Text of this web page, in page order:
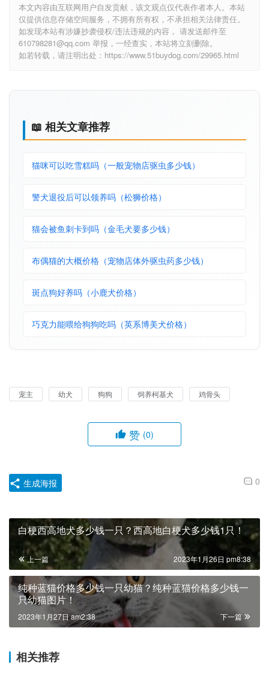
本文内容由互联网用户自发贡献，该文观点仅代表作者本人。本站
仅提供信息存储空间服务，不拥有所有权，不承担相关法律责任。
如发现本站有涉嫌抄袭侵权/违法违规的内容， 请发送邮件至
610798281@qq.com 举报，一经查实，本站将立刻删除。
如若转载，请注明出处：https://www.51buydog.com/29965.html
📖 相关文章推荐
猫咪可以吃雪糕吗（一般宠物店驱虫多少钱）
警犬退役后可以领养吗（松狮价格）
猫会被鱼刺卡到吗（金毛犬要多少钱）
布偶猫的大概价格（宠物店体外驱虫药多少钱）
斑点狗好养吗（小鹿犬价格）
巧克力能喂给狗狗吃吗（英系博美犬价格）
宠主 幼犬 狗狗 饲养柯基犬 鸡骨头
赞 (0)
0
生成海报
白梗西高地犬多少钱一只？西高地白梗犬多少钱1只！
上一篇 2023年1月26日 pm8:38
纯种蓝猫价格多少钱一只幼猫？纯种蓝猫价格多少钱一
只幼猫图片！
下一篇
2023年1月27日 am2:38
相关推荐